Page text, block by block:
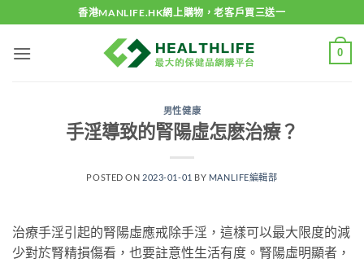
to
content
香港MANLIFE.HK網上購物，老客戶買三送一
0
男性健康
手淫導致的腎陽虛怎麽治療？
POSTED ON 2023-01-01 BY MANLIFE編輯部
治療手淫引起的腎陽虛應戒除手淫，這樣可以最大限度的減
少對於腎精損傷看，也要註意性生活有度。腎陽虛明顯者，